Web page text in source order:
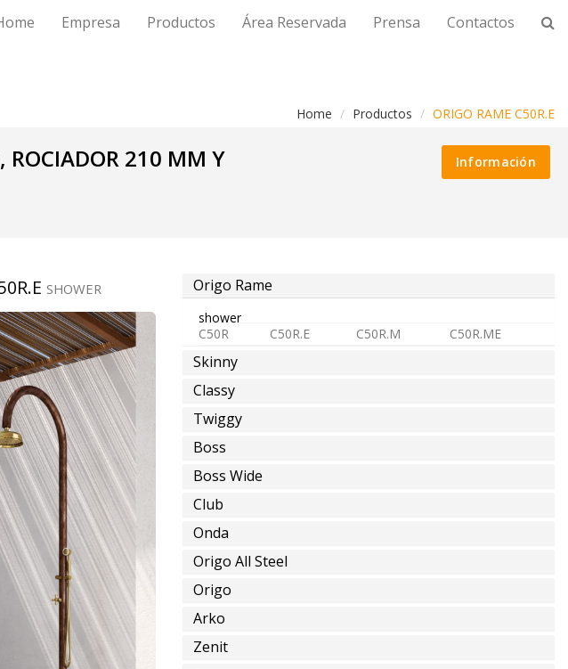
Empresa Productos Área Reservada Prensa Contactos
Home Productos ORIGO RAME C50R.E
ROCIADOR 210 MM Y
Información
SHOWER Origo Rame
shower
C50R
C50R.E C50R.M C50R.ME
Skinny
Classy
Twiggy
Boss
Boss Wide
Club
Onda
Origo All Steel
Origo
Arko
Zenit